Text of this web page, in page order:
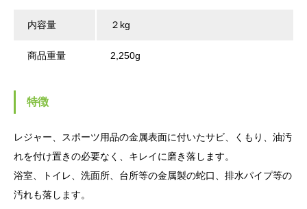
内容量 ２kg
商品重量 2,250g
特徴
レジャー、スポーツ用品の金属表面に付いたサビ、くもり、油汚
れを付け置きの必要なく、キレイに磨き落します。
浴室、トイレ、洗面所、台所等の金属製の蛇口、排水パイプ等の
汚れも落します。